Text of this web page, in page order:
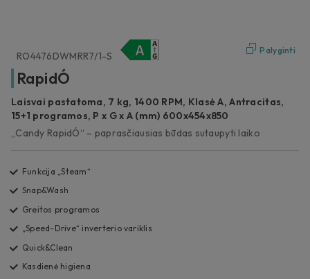
Palyginti
RO4476DWMRR7/1-S
RapidÓ
Laisvai pastatoma, 7 kg, 1400 RPM, Klasė A, Antracitas,
15+1 programos, P x G x A (mm) 600x454x850
„Candy RapidÓ“ – paprasčiausias būdas sutaupyti laiko
Funkcija „Steam“
Snap&Wash
Greitos programos
„Speed-Drive“ inverterio variklis
Quick&Clean
Kasdienė higiena